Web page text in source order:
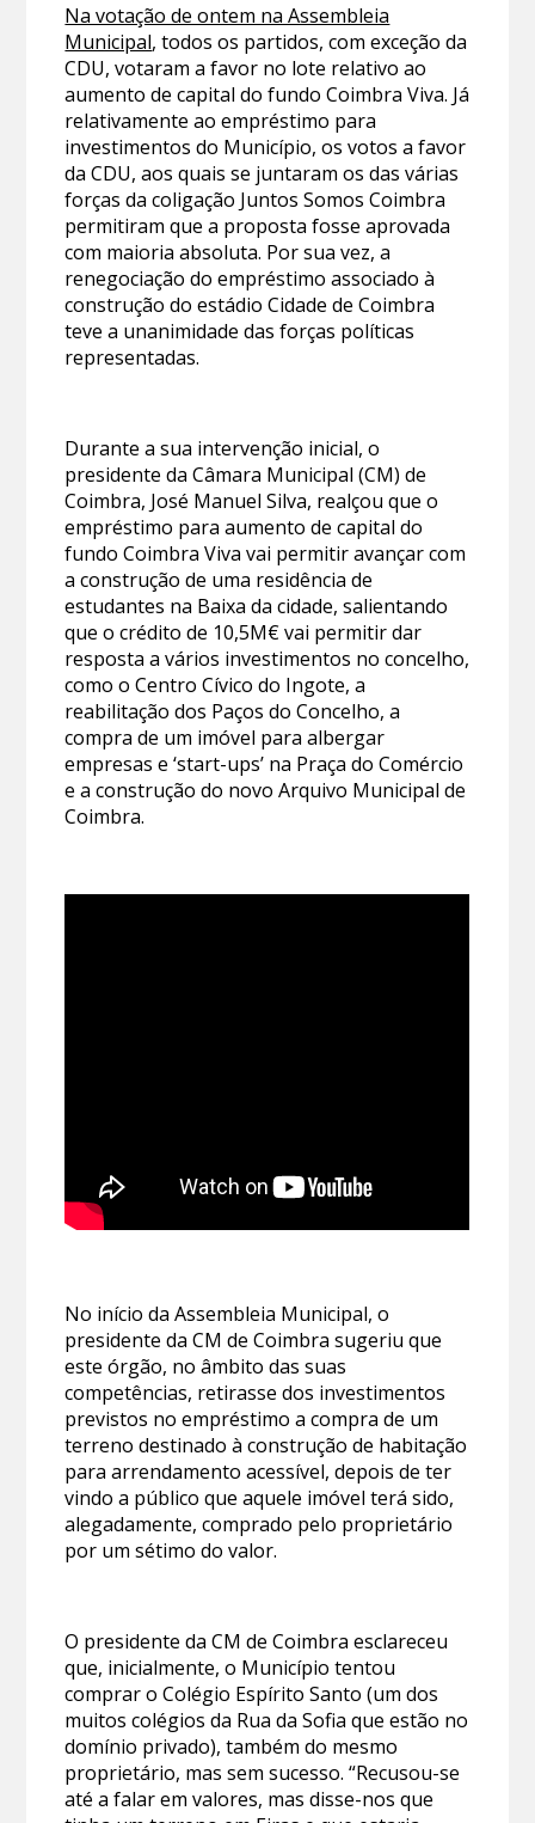
Na votação de ontem na Assembleia
Municipal, todos os partidos, com exceção da
CDU, votaram a favor no lote relativo ao
aumento de capital do fundo Coimbra Viva. Já
relativamente ao empréstimo para
investimentos do Município, os votos a favor
da CDU, aos quais se juntaram os das várias
forças da coligação Juntos Somos Coimbra
permitiram que a proposta fosse aprovada
com maioria absoluta. Por sua vez, a
renegociação do empréstimo associado à
construção do estádio Cidade de Coimbra
teve a unanimidade das forças políticas
representadas.
Durante a sua intervenção inicial, o
presidente da Câmara Municipal (CM) de
Coimbra, José Manuel Silva, realçou que o
empréstimo para aumento de capital do
fundo Coimbra Viva vai permitir avançar com
a construção de uma residência de
estudantes na Baixa da cidade, salientando
que o crédito de 10,5M€ vai permitir dar
resposta a vários investimentos no concelho,
como o Centro Cívico do Ingote, a
reabilitação dos Paços do Concelho, a
compra de um imóvel para albergar
empresas e ‘start-ups’ na Praça do Comércio
e a construção do novo Arquivo Municipal de
Coimbra.
No início da Assembleia Municipal, o
presidente da CM de Coimbra sugeriu que
este órgão, no âmbito das suas
competências, retirasse dos investimentos
previstos no empréstimo a compra de um
terreno destinado à construção de habitação
para arrendamento acessível, depois de ter
vindo a público que aquele imóvel terá sido,
alegadamente, comprado pelo proprietário
por um sétimo do valor.
O presidente da CM de Coimbra esclareceu
que, inicialmente, o Município tentou
comprar o Colégio Espírito Santo (um dos
muitos colégios da Rua da Sofia que estão no
domínio privado), também do mesmo
proprietário, mas sem sucesso. “Recusou-se
até a falar em valores, mas disse-nos que